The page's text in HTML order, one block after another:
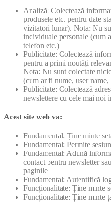
Analiză: Colectează
produsele etc. pentru date
vizitatori lunar). Nota: Nu
individuale personale (cum
telefon etc.)
Publicitate: Colectează
pentru a primi noutăți
Nota: Nu sunt colectate
(cum ar fi nume, user
Publicitate: Colectează
newslettere cu cele mai noi
Acest site web va:
Fundamental: Ține minte
Fundamental: Permite
Fundamental: Adună
contact pentru newsletter
paginile
Fundamental: Autentifică
Funcționalitate: Ține minte
Funcționalitate: Ține minte